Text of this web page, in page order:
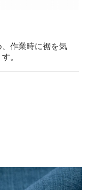
作業時に裾を気
。